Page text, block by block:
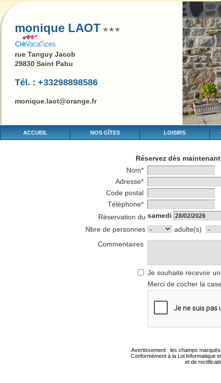
monique LAOT
rue Tanguy Jacob
29830 Saint Pabu
Tél. : +33298898586
monique.laot@orange.fr
ACCUEIL NOS GÎTES LOISIRS
Réservez dès
Nom*
Adresse*
Code postal
Téléphone*
Réservation du samedi
Nbre de personnes
adulte(s)
Commentaires
Je souhaite recevoir
Merci de cocher la
Avertissement : les champs
Conformément à la Loi Informatique
et de